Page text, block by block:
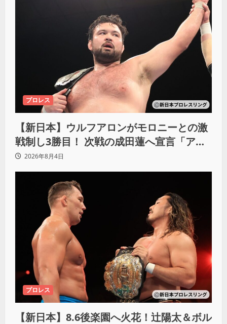
プロレス
【新日本】ウルフアロンがモロニーとの激
戦制し3勝目！ 次戦の成田蓮へ宣言「アイ
ツの王道を俺の王道でぶち壊す」
2026年8月4日
プロレス
【新日本】8.6後楽園へ火花！辻陽太＆ボル